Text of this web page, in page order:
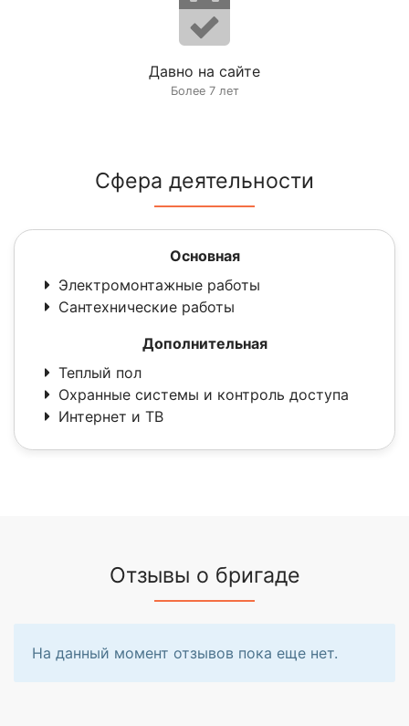
Давно на сайте
Более 7 лет
Сфера деятельности
Основная
Электромонтажные работы
Сантехнические работы
Дополнительная
Теплый пол
Охранные системы и контроль доступа
Интернет и ТВ
Отзывы о бригаде
На данный момент отзывов пока еще нет.